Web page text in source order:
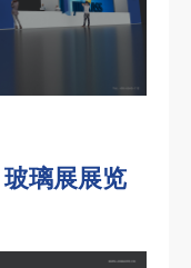
璃展展览